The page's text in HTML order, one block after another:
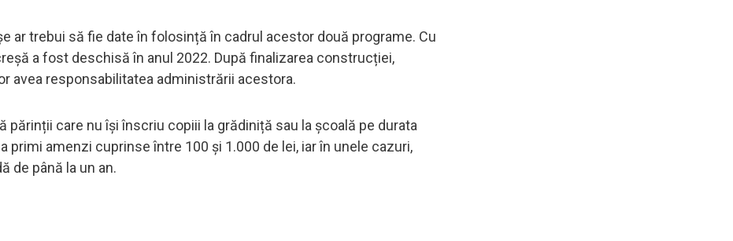
ar trebui să fie date în folosință în cadrul acestor două programe. Cu
a fost deschisă în anul 2022. După finalizarea construcției,
avea responsabilitatea administrării acestora.
care nu își înscriu copiii la grădiniță sau la școală pe durata
amenzi cuprinse între 100 și 1.000 de lei, iar în unele cazuri,
de până la un an.